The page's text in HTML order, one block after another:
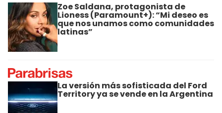
Zoe Saldana, protagonista de
Lioness (Paramount+): “Mi deseo es
que nos unamos como comunidades
latinas”
La versión más sofisticada del Ford
Territory ya se vende en la Argentina